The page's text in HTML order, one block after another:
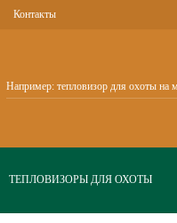
Контакты
ТЕПЛОВИЗОРЫ ДЛЯ ОХОТЫ